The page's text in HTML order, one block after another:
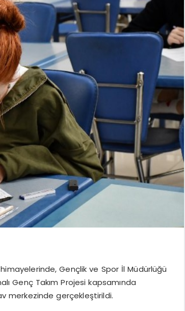
Gençlik ve Spor İl Müdürlüğü
Genç Takım Projesi kapsamında
merkezinde gerçekleştirildi.